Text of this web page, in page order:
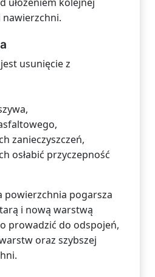
usunięcie z
zanieczyszczeń,
osłabić przyczepność
powierzchnia pogarsza
i nową warstwą
prowadzić do odspojeń,
oraz szybszej